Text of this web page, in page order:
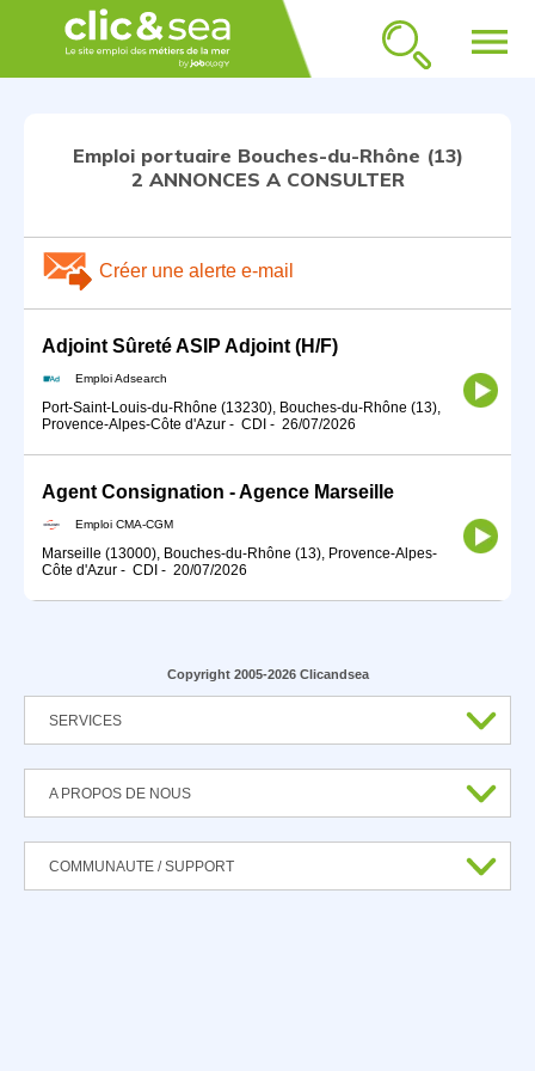
menu
Emploi portuaire Bouches-du-Rhône (13)
2 ANNONCES A CONSULTER
Créer une alerte e-mail
Adjoint Sûreté ASIP Adjoint (H/F)
Emploi Adsearch
Port-Saint-Louis-du-Rhône (13230), Bouches-du-Rhône (13),
Provence-Alpes-Côte d'Azur - CDI - 26/07/2026
Agent Consignation - Agence Marseille
Emploi CMA-CGM
Marseille (13000), Bouches-du-Rhône (13), Provence-Alpes-
Côte d'Azur - CDI - 20/07/2026
Copyright 2005-2026 Clicandsea
SERVICES
A PROPOS DE NOUS
COMMUNAUTE / SUPPORT